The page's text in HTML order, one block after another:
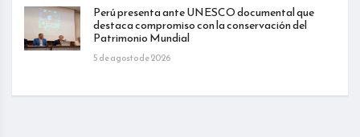
Perú presenta ante UNESCO documental que
destaca compromiso con la conservación del
Patrimonio Mundial
5 de agosto de 2026